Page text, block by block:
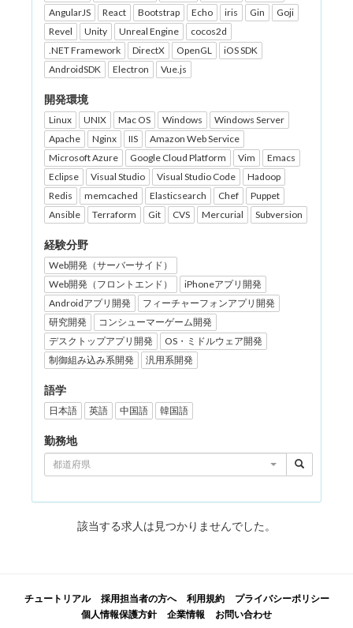
AngularJS
React Bootstrap Echo iris Gin
Goji
Revel
Unity Unreal Engine
cocos2d
.NET Framework
DirectX OpenGL
iOS SDK
AndroidSDK
Electron Vue.js
開発環境
Linux UNIX Mac OS Windows
Windows Server
Apache
Nginx IIS
Amazon Web Service
Microsoft Azure
Google Cloud Platform Vim
Emacs
Eclipse
Visual Studio Visual Studio Code
Hadoop
Redis
memcached Elasticsearch Chef
Puppet
Ansible
Terraform Git CVS Mercurial Subversion
経験分野
Web開発（サーバーサイド）
Web開発（フロントエンド）
iPhoneアプリ開発
Androidアプリ開発
フィーチャーフォンアプリ開発
研究開発
コンシューマーゲーム開発
デスクトップアプリ開発
OS・ミドルウェア開発
制御組み込み系開発
汎用系開発
語学
日本語 英語 中国語 韓国語
勤務地
都道府県
該当する求人は見つかりませんでした。
チュートリアル 採用担当者の方へ 利用規約
プライバシーポリシー
個人情報保護方針
企業情報 お問い合わせ